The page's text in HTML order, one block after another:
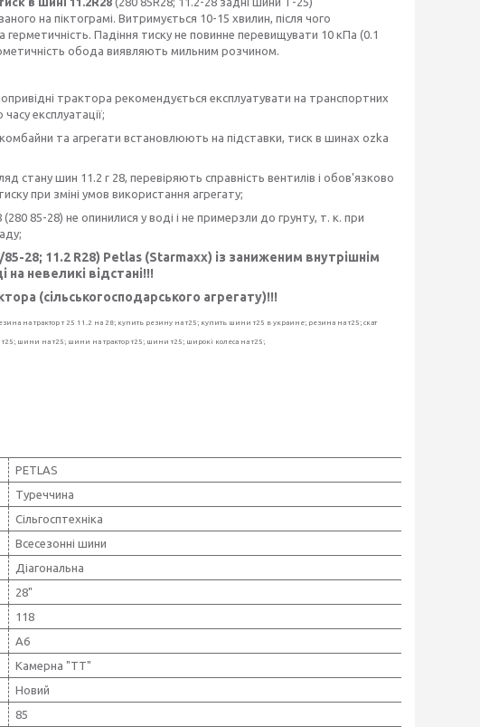
на піктограмі. Витримується 10-15 хвилин, після чого
герметичність. Падіння тиску не повинне перевищувати 10 кПа (0.1
обода виявляють мильним розчином.
трактора рекомендується експлуатувати на транспортних
експлуатації;
та агрегати встановлюють на підставки, тиск в шинах ozka
стану шин 11.2 r 28, перевіряють справність вентилів і обов'язково
при зміні умов використання агрегату;
85-28) не опинилися у воді і не примерзли до грунту, т. к. при
28; 11.2 R28) Petlas (Starmaxx) із заниженим внутрішнім
на невеликі відстані!!!
(сільськогосподарського агрегату)!!!
на трактор т 25 11.2 на 28; купить резину на т25; купить шини т25 в украине; резина на т25; скат
шини на т25; шини на трактор т25; шини т25; широкі колеса на т25;
PETLAS
Туреччина
Сільгосптехніка
Всесезонні шини
Діагональна
28"
118
A6
Камерна "TT"
Новий
85